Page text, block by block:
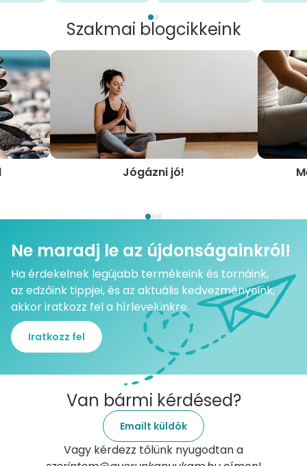
Szakmai blogcikkeink
Jógázni jó!
Ne maradj le az újdonságainkról!
Ha érdekelnek legújabb termékeink és tornáink,
az edzőink tippjei, és az aktuális kedvezményeink,
akkor iratkozz fel a hírlevelünkre.
Iratkozz fel
Van bármi kérdésed?
Emailt küldök
Vagy kérdezz tőlünk nyugodtan a